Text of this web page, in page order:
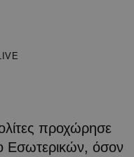
προχώρησε
Εσωτερικών, όσον